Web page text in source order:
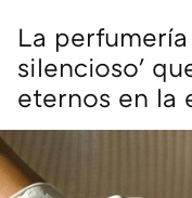
La
silencioso'
eternos en la